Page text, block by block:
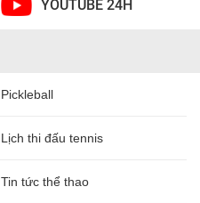
YOUTUBE 24H
Pickleball
Lịch thi đấu tennis
Tin tức thể thao